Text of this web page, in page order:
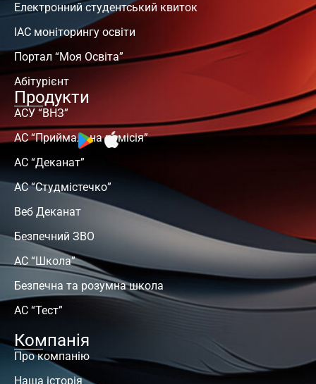
Електронний студентський квиток
ІАС моніторингу освіти
Портал “Моя Освіта”
Абітурієнт
Продукти
АСУ “ВНЗ”
АС “Приймальна комісія”
АС “Деканат”
АС “Студмістечко”
Веб Деканат
Безпечний ЗВО
АС “Школа”
Безпечна та розумна школа
АС “Тест”
Компанія
Про компанію
Наша історія